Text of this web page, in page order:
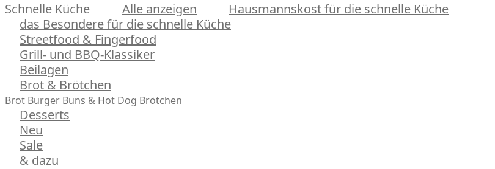
Schnelle Küche Alle anzeigen
Hausmannskost für die schnelle Küche
das Besondere für die schnelle Küche
Streetfood & Fingerfood
Grill- und BBQ-Klassiker
Beilagen
Brot & Brötchen
Brot Burger Buns & Hot Dog Brötchen
Desserts
Neu
Sale
& dazu